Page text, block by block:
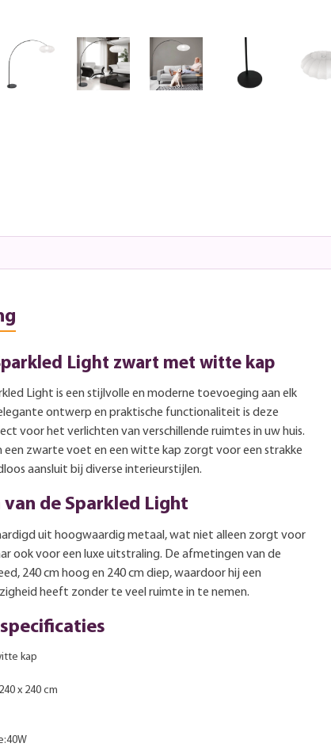
Light zwart met witte kap
Light is een stijlvolle en moderne toevoeging aan elk
ontwerp en praktische functionaliteit is deze
voor het verlichten van verschillende ruimtes in uw huis.
een zwarte voet en een witte kap zorgt voor een strakke
aansluit bij diverse interieurstijlen.
van de Sparkled Light
uit hoogwaardig metaal, wat niet alleen zorgt voor
ook voor een luxe uitstraling. De afmetingen van de
240 cm hoog en 240 cm diep, waardoor hij een
heeft zonder te veel ruimte in te nemen.
kap
x 240 cm